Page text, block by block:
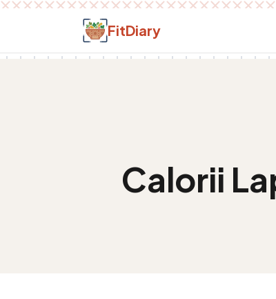
Salt la conținut
FitDiary
Calorii